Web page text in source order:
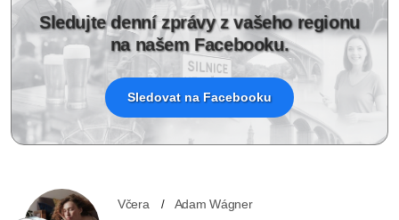
Sledujte denní zprávy z vašeho regionu
na našem Facebooku.
Sledovat na Facebooku
Včera Adam Wágner